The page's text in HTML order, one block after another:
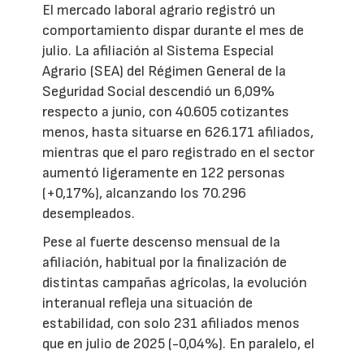
El mercado laboral agrario registró un
comportamiento dispar durante el mes de
julio. La afiliación al Sistema Especial
Agrario (SEA) del Régimen General de la
Seguridad Social descendió un 6,09%
respecto a junio, con 40.605 cotizantes
menos, hasta situarse en 626.171 afiliados,
mientras que el paro registrado en el sector
aumentó ligeramente en 122 personas
(+0,17%), alcanzando los 70.296
desempleados.
Pese al fuerte descenso mensual de la
afiliación, habitual por la finalización de
distintas campañas agrícolas, la evolución
interanual refleja una situación de
estabilidad, con solo 231 afiliados menos
que en julio de 2025 (-0,04%). En paralelo, el